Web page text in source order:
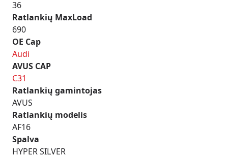
36
Ratlankių MaxLoad
690
OE Cap
Audi
AVUS CAP
C31
Ratlankių gamintojas
AVUS
Ratlankių modelis
AF16
Spalva
HYPER SILVER